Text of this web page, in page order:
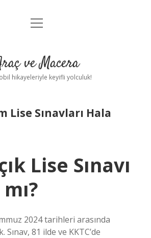
Anasayfa
Yasal Uyarı
menüyü
ve Macera
hikayeleriyle keyifli yolculuk!
Lise Sınavları Hala
Lise Sınavı
2024 tarihleri ​​arasında
81 ilde ve KKTC’de